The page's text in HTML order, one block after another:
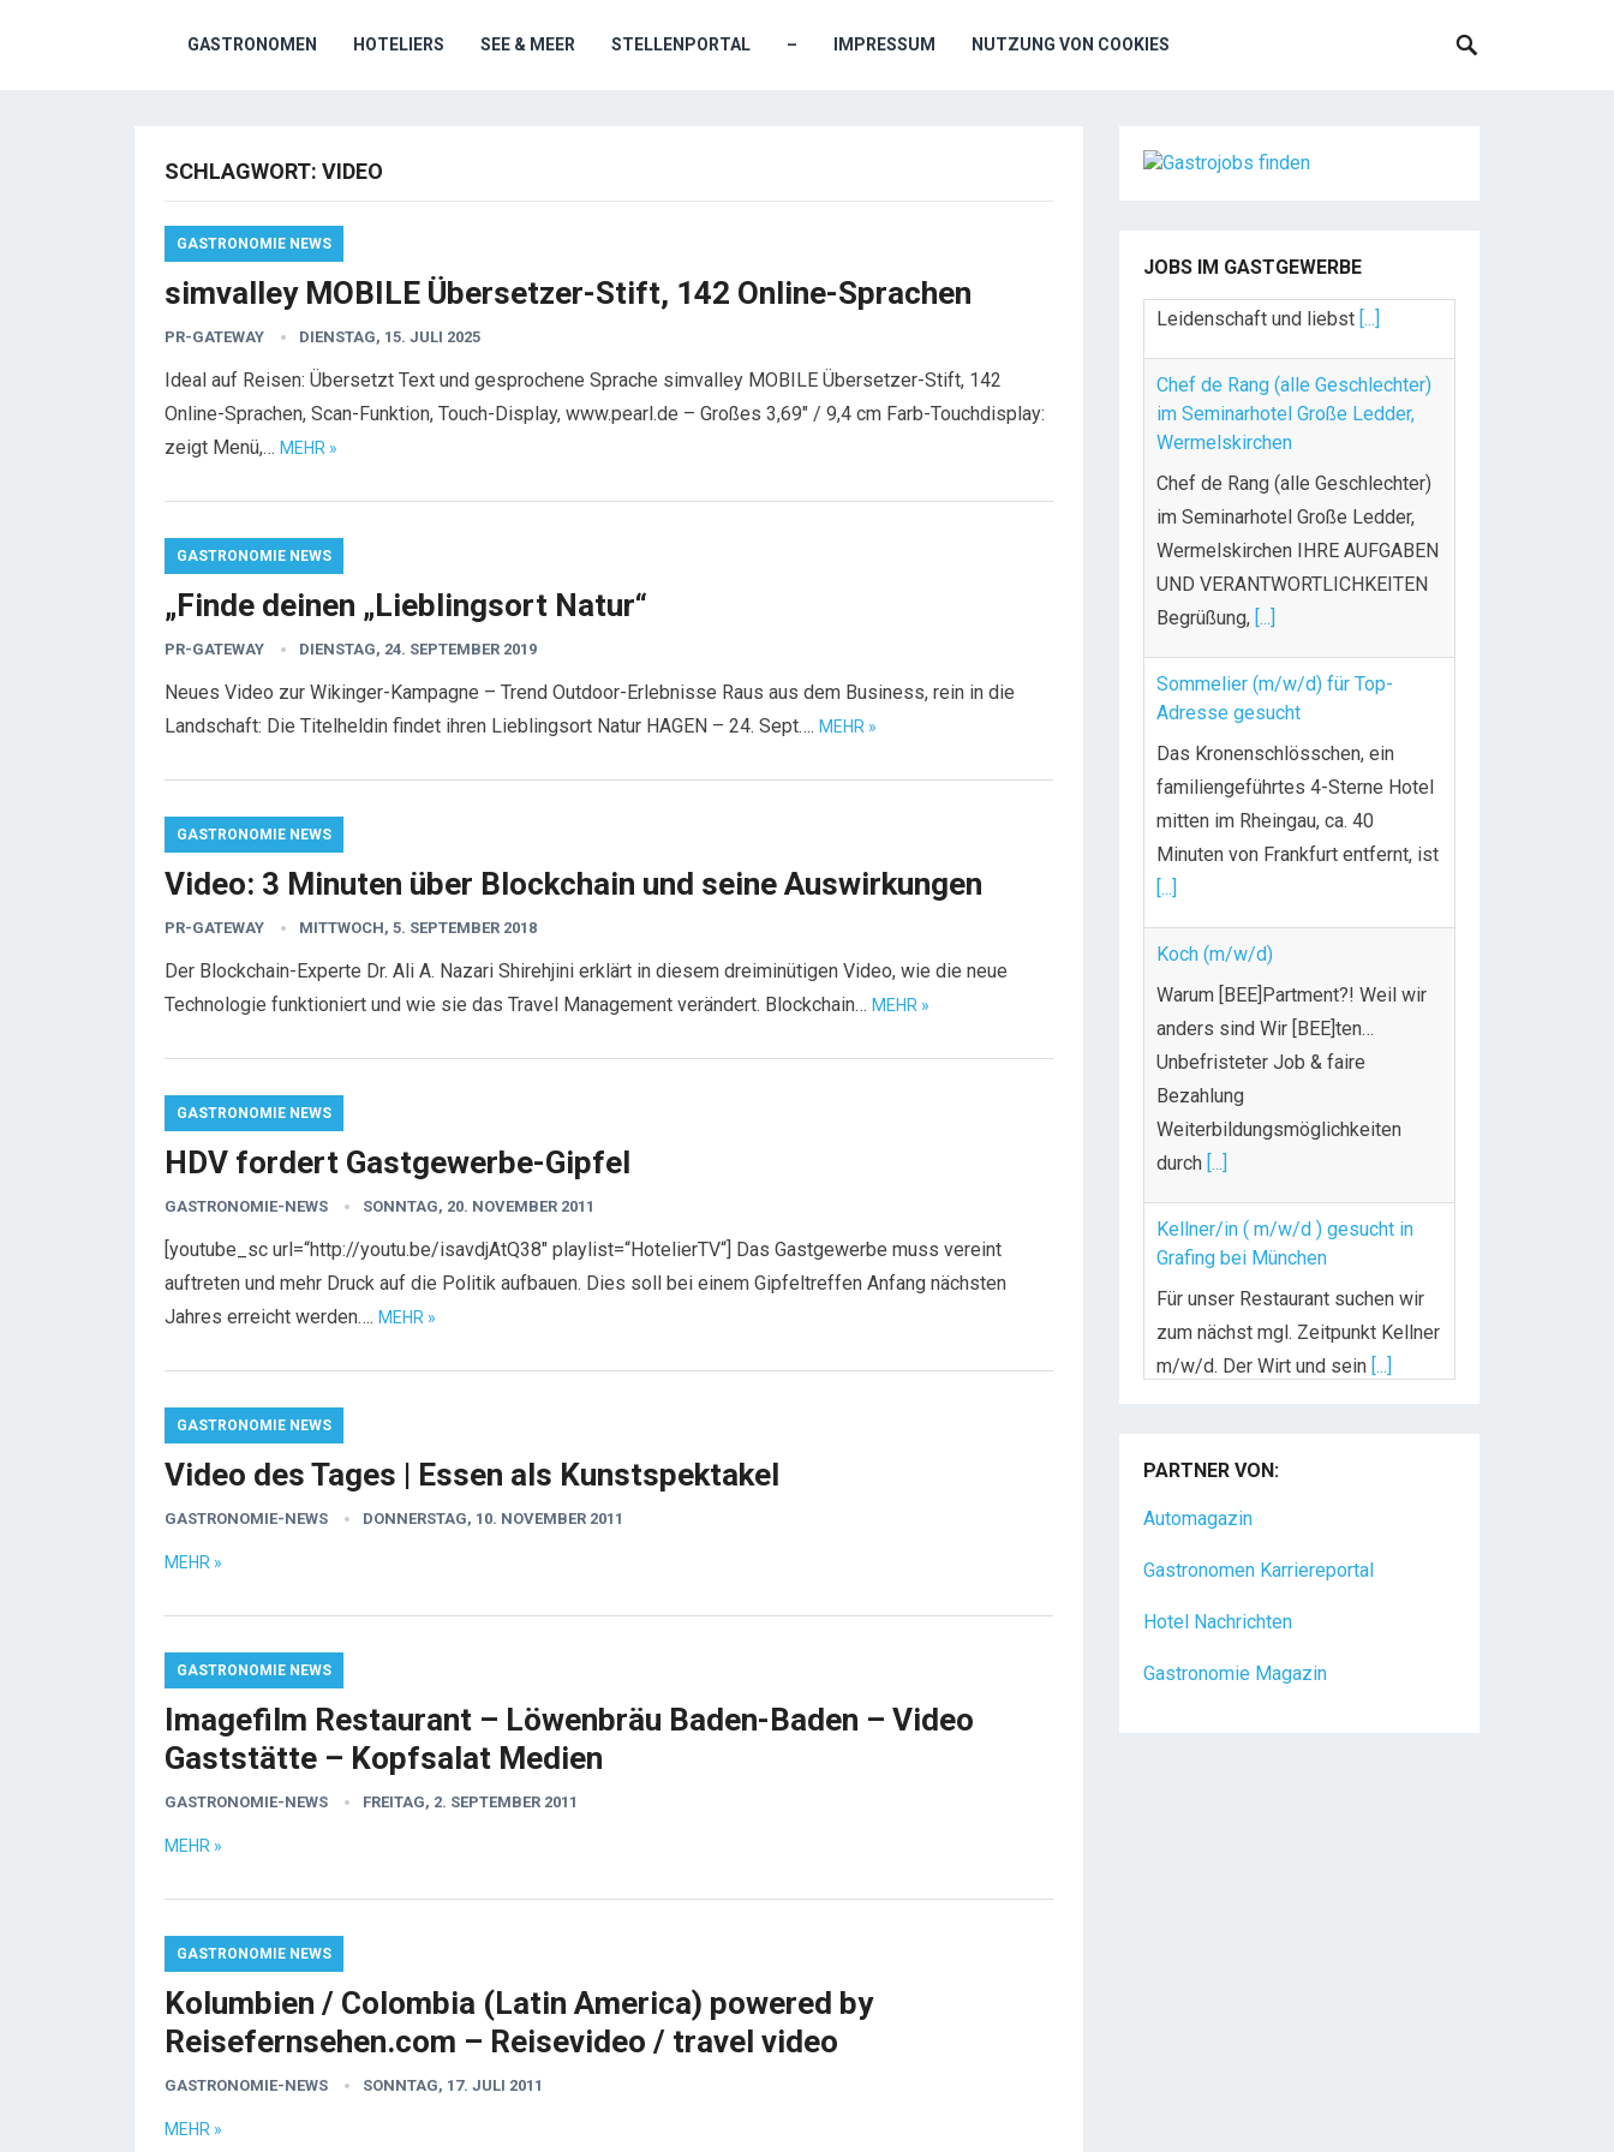
GASTRONOMEN HOTELIERS SEE & MEER STELLENPORTAL – IMPRESSUM NUTZUNG VON COOKIES
SCHLAGWORT: VIDEO
GASTRONOMIE NEWS
simvalley MOBILE Übersetzer-Stift, 142 Online-Sprachen
PR-GATEWAY DIENSTAG, 15. JULI 2025
Ideal auf Reisen: Übersetzt Text und gesprochene Sprache simvalley MOBILE Übersetzer-Stift, 142
Online-Sprachen, Scan-Funktion, Touch-Display, www.pearl.de – Großes 3,69″ / 9,4 cm Farb-Touchdisplay:
zeigt Menü,… MEHR »
GASTRONOMIE NEWS
„Finde deinen „Lieblingsort Natur“
PR-GATEWAY DIENSTAG, 24. SEPTEMBER 2019
Neues Video zur Wikinger-Kampagne – Trend Outdoor-Erlebnisse Raus aus dem Business, rein in die
Landschaft: Die Titelheldin findet ihren Lieblingsort Natur HAGEN – 24. Sept…. MEHR »
GASTRONOMIE NEWS
Video: 3 Minuten über Blockchain und seine Auswirkungen
PR-GATEWAY MITTWOCH, 5. SEPTEMBER 2018
Der Blockchain-Experte Dr. Ali A. Nazari Shirehjini erklärt in diesem dreiminütigen Video, wie die neue
Technologie funktioniert und wie sie das Travel Management verändert. Blockchain… MEHR »
GASTRONOMIE NEWS
HDV fordert Gastgewerbe-Gipfel
GASTRONOMIE-NEWS SONNTAG, 20. NOVEMBER 2011
[youtube_sc url=“http://youtu.be/isavdjAtQ38″ playlist=“HotelierTV“] Das Gastgewerbe muss vereint
auftreten und mehr Druck auf die Politik aufbauen. Dies soll bei einem Gipfeltreffen Anfang nächsten
Jahres erreicht werden…. MEHR »
GASTRONOMIE NEWS
Video des Tages | Essen als Kunstspektakel
GASTRONOMIE-NEWS DONNERSTAG, 10. NOVEMBER 2011
MEHR »
GASTRONOMIE NEWS
Imagefilm Restaurant – Löwenbräu Baden-Baden – Video
Gaststätte – Kopfsalat Medien
GASTRONOMIE-NEWS FREITAG, 2. SEPTEMBER 2011
MEHR »
GASTRONOMIE NEWS
Kolumbien / Colombia (Latin America) powered by
Reisefernsehen.com – Reisevideo / travel video
GASTRONOMIE-NEWS SONNTAG, 17. JULI 2011
MEHR »
JOBS IM GASTGEWERBE
Chef de Rang (alle Geschlechter)
im Seminarhotel Große Ledder,
Wermelskirchen
Chef de Rang (alle Geschlechter)
Wermelskirchen IHRE AUFGABEN
UND VERANTWORTLICHKEITEN
Begrüßung,[...]
Sommelier (m/w/d) für Top-
Adresse gesucht
Das Kronenschlösschen, ein
familiengeführtes 4-Sterne Hotel
mitten im Rheingau, ca. 40
Minuten von Frankfurt entfernt, ist
[...]
Koch (m/w/d)
Warum [BEE]Partment?! Weil wir
anders sind Wir [BEE]ten…
Unbefristeter Job & faire
Bezahlung
Weiterbildungsmöglichkeiten
durch[...]
Kellner/in ( m/w/d ) gesucht in
Grafing bei München
Für unser Restaurant suchen wir
zum nächst mgl. Zeitpunkt Kellner
m/w/d. Der Wirt und sein[...]
Chef de Rang (m/w/d) gesucht –
Urlaubsfeeling Chef de Rang
(m/w/d) Du bist Gastgeber aus
PARTNER VON:
Automagazin
Gastronomen Karriereportal
Hotel Nachrichten
Gastronomie Magazin